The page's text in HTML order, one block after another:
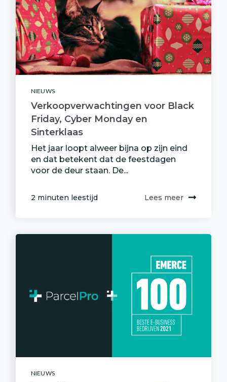
NIEUWS
Verkoopverwachtingen voor Black
Friday, Cyber Monday en
Sinterklaas
Het jaar loopt alweer bijna op zijn eind
en dat betekent dat de feestdagen
voor de deur staan. De...
2 minuten leestijd Lees meer
NIEUWS